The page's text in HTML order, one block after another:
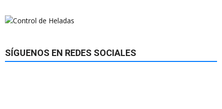
SÍGUENOS EN REDES SOCIALES